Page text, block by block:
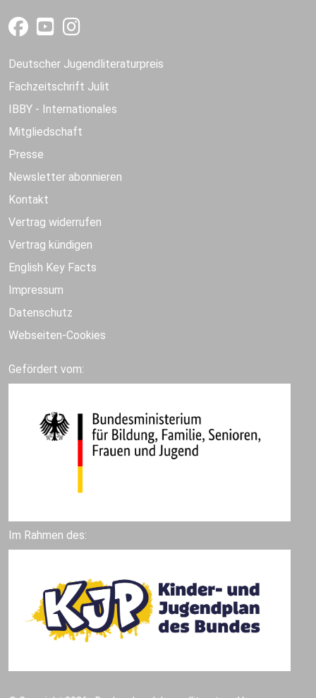
Deutscher Jugendliteraturpreis
Fachzeitschrift Julit
IBBY - Internationales
Mitgliedschaft
Presse
Newsletter abonnieren
Kontakt
Vertrag widerrufen
Vertrag kündigen
English Key Facts
Impressum
Datenschutz
Webseiten-Cookies
Gefördert vom:
Im Rahmen des: